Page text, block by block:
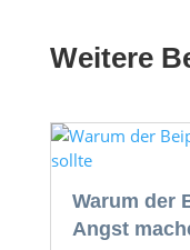
Weitere
Warum der
Angst